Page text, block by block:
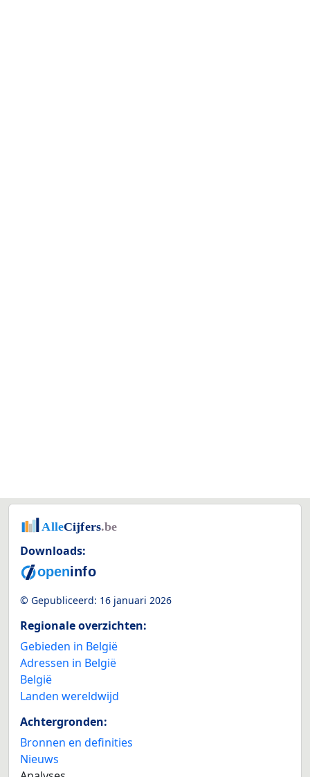
Downloads:
© Gepubliceerd: 16 januari 2026
Regionale overzichten:
Gebieden in België
Adressen in België
België
Landen wereldwijd
Achtergronden:
Bronnen en definities
Nieuws